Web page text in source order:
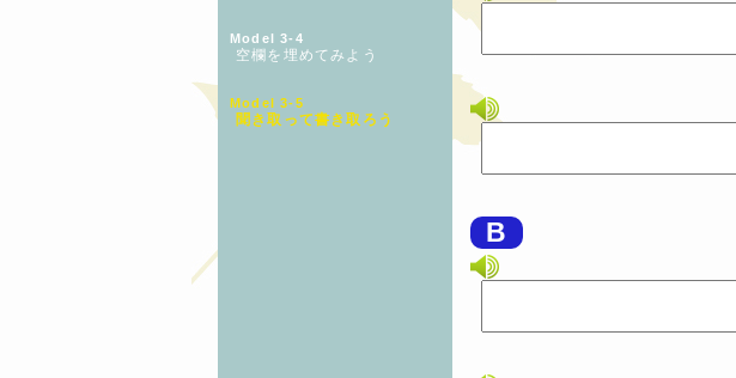
Model 3-4
空欄を埋めてみよう
Model 3-5
聞き取って書き取ろう
B